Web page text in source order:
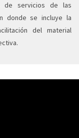
de servicios de las
donde se incluye la
del material